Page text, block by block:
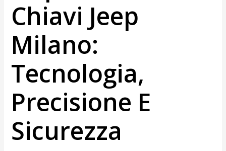
Chiavi Jeep
Milano:
Tecnologia,
Precisione E
Sicurezza